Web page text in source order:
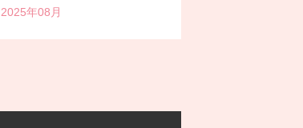
2025年08月